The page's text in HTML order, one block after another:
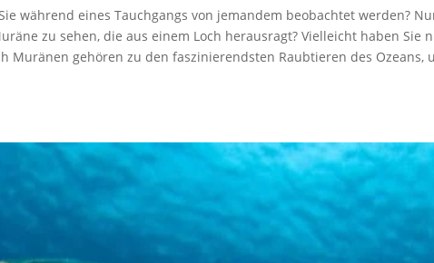
während eines Tauchgangs von jemandem beobachtet werden?
zu sehen, die aus einem Loch herausragt? Vielleicht haben Sie
Muränen gehören zu den faszinierendsten Raubtieren des Ozeans,